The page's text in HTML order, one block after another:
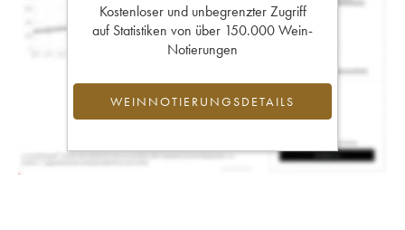
Kostenloser und unbegrenzter Zugriff
auf Statistiken von über 150.000 Wein-
Notierungen
WEINNOTIERUNGSDETAILS